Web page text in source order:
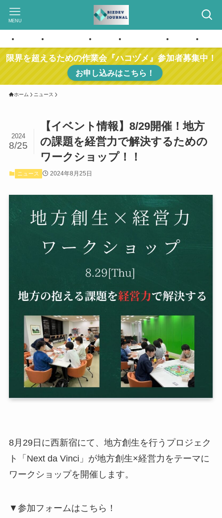
MENU
ホーム お問い合わせ ホーム お問い合わせ ホーム
限界を超えるための作業会『ハコヅメ』参加者募集中！
お申し込みはこちら！
ホーム ニュース
【イベント情報】8/29開催！地方
の課題を経営力で解決するための
ワークショップ！！
2024
8/25
ニュース 2024年8月25日
8月29日に西新宿にて、地方創生を行うプロジェク
ト「Next da Vinci」が地方創生×経営力をテーマに
ワークショップを開催します。
▼参加フォームはこちら！